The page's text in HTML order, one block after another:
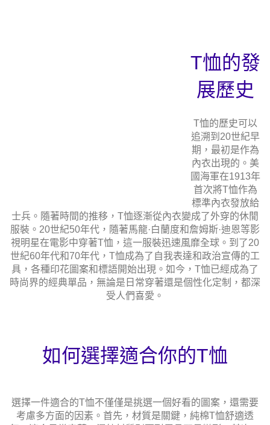
T恤的發
展歷史
T恤的歷史可以
追溯到20世紀早
期，最初是作為
內衣出現的。美
國海軍在1913年
首次將T恤作為
標準內衣發放給
士兵。隨著時間的推移，T恤逐漸從內衣變成了外穿的休閒
服裝。20世紀50年代，隨著馬龍·白蘭度和詹姆斯·迪恩等影
視明星在電影中穿著T恤，這一服裝迅速風靡全球。到了20
世紀60年代和70年代，T恤成為了自我表達和政治宣傳的工
具，各種印花圖案和標語開始出現。如今，T恤已經成為了
時尚界的經典單品，無論是日常穿著還是個性化定制，都深
受人們喜愛。
如何選擇適合你的T恤
選擇一件適合的T恤不僅僅是挑選一個好看的圖案，還需要
考慮多方面的因素。首先，材質是關鍵，純棉T恤舒適透